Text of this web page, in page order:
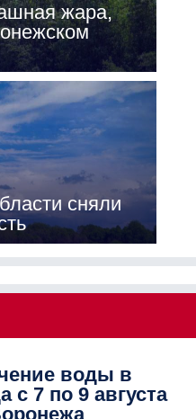
жара,
сняли
воды в
с 7 по 9 августа